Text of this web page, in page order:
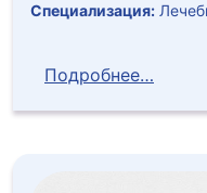
Специализация:
Подробнее…